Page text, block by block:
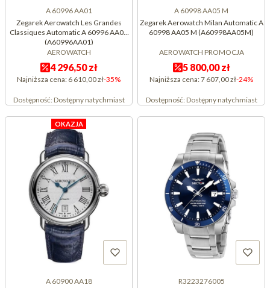
A 60996 AA01
Zegarek Aerowatch Les Grandes
Classiques Automatic A 60996 AA01
(A60996AA01)
AEROWATCH
4 296,50 zł
Najniższa cena: 6 610,00 zł-35%
Dostępność:Dostępny natychmiast
A 60998 AA05 M
Zegarek Aerowatch Milan Automatic A
60998 AA05 M (A60998AA05M)
AEROWATCH PROMOCJA
5 800,00 zł
Najniższa cena:7 607,00 zł-24%
Dostępność:Dostępny natychmiast
OKAZJA
A 60900 AA18
R3223276005